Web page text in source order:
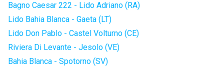
Bagno Caesar 222 - Lido Adriano (RA)
Lido Bahia Blanca - Gaeta (LT)
Lido Don Pablo - Castel Volturno (CE)
Riviera Di Levante - Jesolo (VE)
Bahia Blanca - Spotorno (SV)